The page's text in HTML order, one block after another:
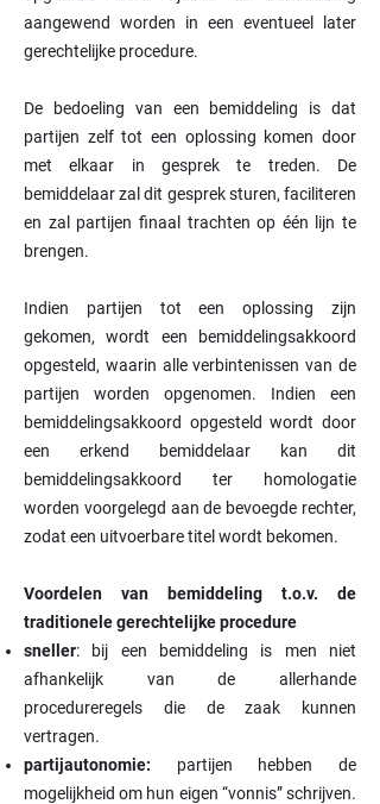
aangewend worden in een eventueel later
gerechtelijke procedure.
De bedoeling van een bemiddeling is dat
partijen zelf tot een oplossing komen door
met elkaar in gesprek te treden. De
bemiddelaar zal dit gesprek sturen, faciliteren
en zal partijen finaal trachten op één lijn te
brengen.
Indien partijen tot een oplossing zijn
gekomen, wordt een bemiddelingsakkoord
opgesteld, waarin alle verbintenissen van de
partijen worden opgenomen. Indien een
bemiddelingsakkoord opgesteld wordt door
een erkend bemiddelaar kan dit
bemiddelingsakkoord ter homologatie
worden voorgelegd aan de bevoegde rechter,
zodat een uitvoerbare titel wordt bekomen.
Voordelen van bemiddeling t.o.v. de
traditionele gerechtelijke procedure
sneller: bij een bemiddeling is men niet
afhankelijk van de allerhande
procedureregels die de zaak kunnen
vertragen.
partijautonomie: partijen hebben de
mogelijkheid om hun eigen “vonnis” schrijven.